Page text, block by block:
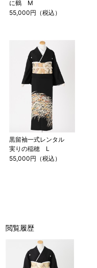
に鶴 M
55,000円（税込）
黒留袖一式レンタル
実りの稲穂 L
55,000円（税込）
閲覧履歴